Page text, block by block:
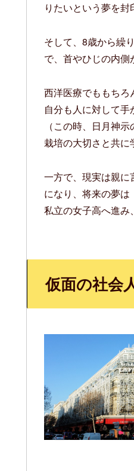
りたいという夢を封
そして、8歳から繰
で、首やひじの内側
西洋医療でももちろ
自分も人に対して手
（この時、日月神
栽培の大切さと共に
一方で、現実は親に
になり、将来の夢
私立の女子高へ進み
仮面の社会